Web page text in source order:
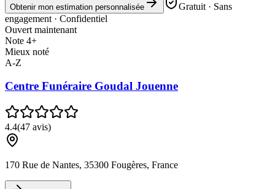
Obtenir mon estimation personnalisée
Gratuit · Sans
engagement · Confidentiel
Ouvert maintenant
Note 4+
Mieux noté
A-Z
Centre Funéraire Goudal Jouenne
4.4(47 avis)
170 Rue de Nantes, 35300 Fougères, France